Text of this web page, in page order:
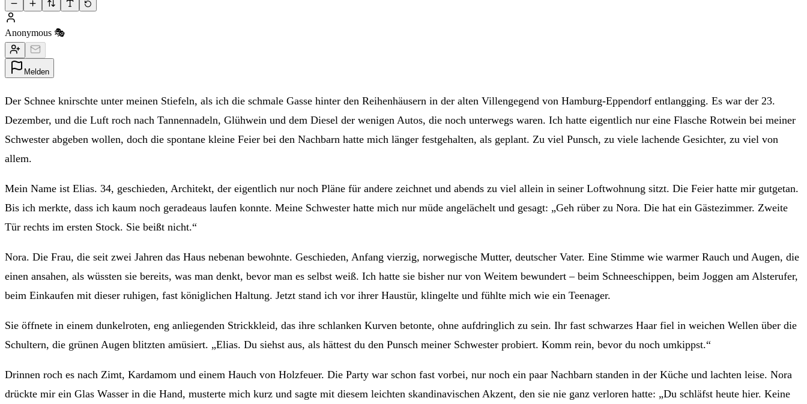
Anonymous 🎭
Melden
Der Schnee knirschte unter meinen Stiefeln, als ich die schmale Gasse hinter den Reihenhäusern in der alten Villengegend von Hamburg-Eppendorf entlangging. Es war der 23.
Dezember, und die Luft roch nach Tannennadeln, Glühwein und dem Diesel der wenigen Autos, die noch unterwegs waren. Ich hatte eigentlich nur eine Flasche Rotwein bei meiner
Schwester abgeben wollen, doch die spontane kleine Feier bei den Nachbarn hatte mich länger festgehalten, als geplant. Zu viel Punsch, zu viele lachende Gesichter, zu viel von
allem.
Mein Name ist Elias. 34, geschieden, Architekt, der eigentlich nur noch Pläne für andere zeichnet und abends zu viel allein in seiner Loftwohnung sitzt. Die Feier hatte mir gutgetan.
Bis ich merkte, dass ich kaum noch geradeaus laufen konnte. Meine Schwester hatte mich nur müde angelächelt und gesagt: „Geh rüber zu Nora. Die hat ein Gästezimmer. Zweite
Tür rechts im ersten Stock. Sie beißt nicht.“
Nora. Die Frau, die seit zwei Jahren das Haus nebenan bewohnte. Geschieden, Anfang vierzig, norwegische Mutter, deutscher Vater. Eine Stimme wie warmer Rauch und Augen, die
einen ansahen, als wüssten sie bereits, was man denkt, bevor man es selbst weiß. Ich hatte sie bisher nur von Weitem bewundert – beim Schneeschippen, beim Joggen am Alsterufer,
beim Einkaufen mit dieser ruhigen, fast königlichen Haltung. Jetzt stand ich vor ihrer Haustür, klingelte und fühlte mich wie ein Teenager.
Sie öffnete in einem dunkelroten, eng anliegenden Strickkleid, das ihre schlanken Kurven betonte, ohne aufdringlich zu sein. Ihr fast schwarzes Haar fiel in weichen Wellen über die
Schultern, die grünen Augen blitzten amüsiert. „Elias. Du siehst aus, als hättest du den Punsch meiner Schwester probiert. Komm rein, bevor du noch umkippst.“
Drinnen roch es nach Zimt, Kardamom und einem Hauch von Holzfeuer. Die Party war schon fast vorbei, nur noch ein paar Nachbarn standen in der Küche und lachten leise. Nora
drückte mir ein Glas Wasser in die Hand, musterte mich kurz und sagte mit diesem leichten skandinavischen Akzent, den sie nie ganz verloren hatte: „Du schläfst heute hier. Keine